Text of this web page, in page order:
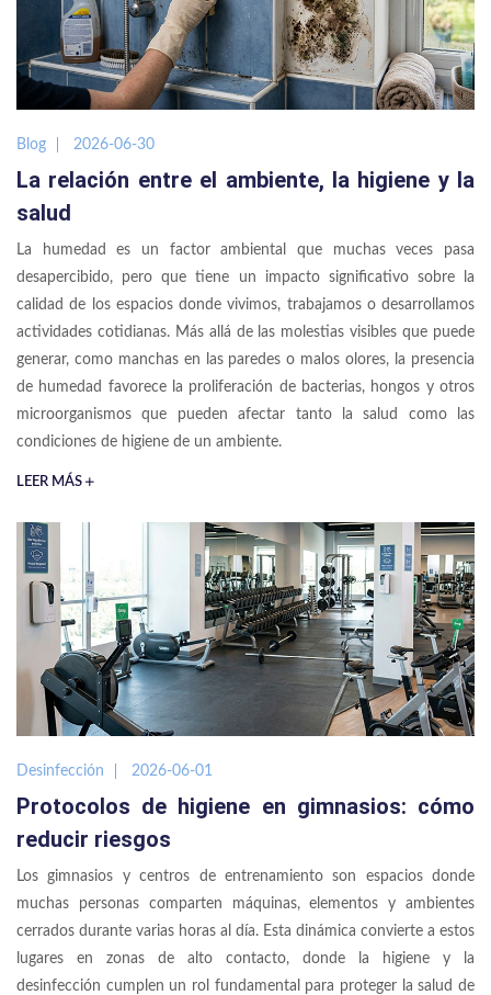
Blog 2026-06-30
La relación entre el ambiente, la higiene y la
salud
La humedad es un factor ambiental que muchas veces pasa
desapercibido, pero que tiene un impacto significativo sobre la
calidad de los espacios donde vivimos, trabajamos o desarrollamos
actividades cotidianas. Más allá de las molestias visibles que puede
generar, como manchas en las paredes o malos olores, la presencia
de humedad favorece la proliferación de bacterias, hongos y otros
microorganismos que pueden afectar tanto la salud como las
condiciones de higiene de un ambiente.
LEER MÁS
Desinfección 2026-06-01
Protocolos de higiene en gimnasios: cómo
reducir riesgos
Los gimnasios y centros de entrenamiento son espacios donde
muchas personas comparten máquinas, elementos y ambientes
cerrados durante varias horas al día. Esta dinámica convierte a estos
lugares en zonas de alto contacto, donde la higiene y la
desinfección cumplen un rol fundamental para proteger la salud de